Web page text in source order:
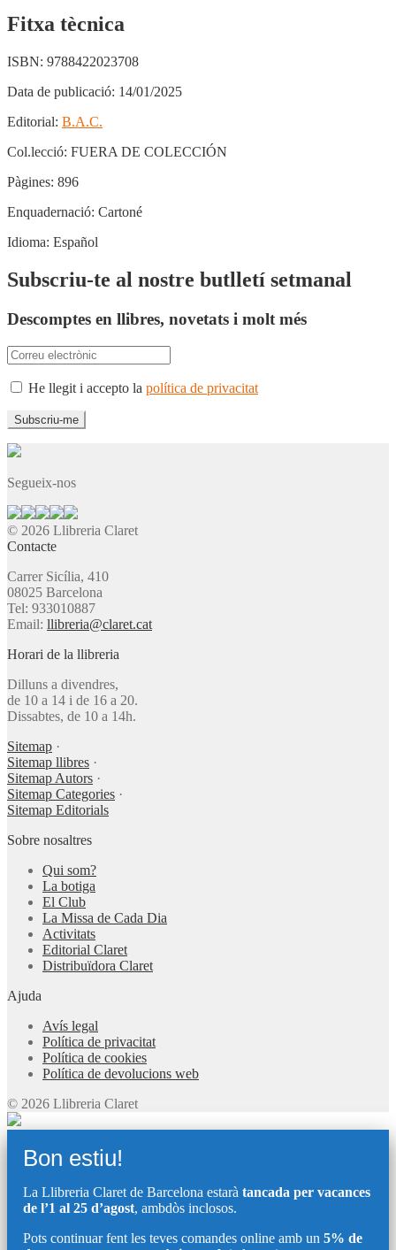
Fitxa tècnica
ISBN: 9788422023708
Data de publicació: 14/01/2025
Editorial: B.A.C.
Col.lecció: FUERA DE COLECCIÓN
Pàgines: 896
Enquadernació: Cartoné
Idioma: Español
Subscriu-te al nostre butlletí setmanal
Descomptes en llibres, novetats i molt més
He llegit i accepto la política de privacitat
Segueix-nos
© 2026 Llibreria Claret
Contacte
Carrer Sicília, 410
08025 Barcelona
Tel: 933010887
Email: llibreria@claret.cat
Horari de la llibreria
Dilluns a divendres,
de 10 a 14 i de 16 a 20.
Dissabtes, de 10 a 14h.
Sitemap ·
Sitemap llibres ·
Sitemap Autors ·
Sitemap Categories ·
Sitemap Editorials
Sobre nosaltres
Qui som?
La botiga
El Club
La Missa de Cada Dia
Activitats
Editorial Claret
Distribuïdora Claret
Ajuda
Avís legal
Política de privacitat
Política de cookies
Política de devolucions web
© 2026 Llibreria Claret
Bon estiu!
La Llibreria Claret de Barcelona estarà tancada per vacances
de l’1 al 25 d’agost, ambdòs inclosos.
Pots continuar fent les teves comandes online amb un 5% de